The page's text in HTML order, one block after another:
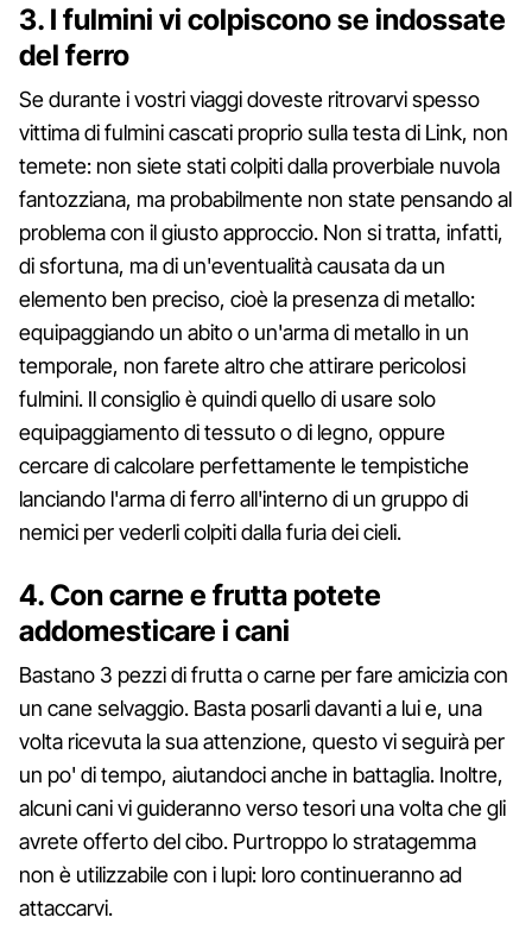
3. I fulmini vi colpiscono se indossate
del ferro
Se durante i vostri viaggi doveste ritrovarvi spesso
vittima di fulmini cascati proprio sulla testa di Link, non
temete: non siete stati colpiti dalla proverbiale nuvola
fantozziana, ma probabilmente non state pensando al
problema con il giusto approccio. Non si tratta, infatti,
di sfortuna, ma di un'eventualità causata da un
elemento ben preciso, cioè la presenza di metallo:
equipaggiando un abito o un'arma di metallo in un
temporale, non farete altro che attirare pericolosi
fulmini. Il consiglio è quindi quello di usare solo
equipaggiamento di tessuto o di legno, oppure
cercare di calcolare perfettamente le tempistiche
lanciando l'arma di ferro all'interno di un gruppo di
nemici per vederli colpiti dalla furia dei cieli.
4. Con carne e frutta potete
addomesticare i cani
Bastano 3 pezzi di frutta o carne per fare amicizia con
un cane selvaggio. Basta posarli davanti a lui e, una
volta ricevuta la sua attenzione, questo vi seguirà per
un po' di tempo, aiutandoci anche in battaglia. Inoltre,
alcuni cani vi guideranno verso tesori una volta che gli
avrete offerto del cibo. Purtroppo lo stratagemma
non è utilizzabile con i lupi: loro continueranno ad
attaccarvi.